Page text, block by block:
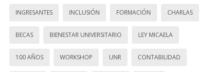
INGRESANTES INCLUSIÓN FORMACIÓN CHARLAS
BECAS BIENESTAR UNIVERSITARIO LEY MICAELA
100 AÑOS WORKSHOP UNR CONTABILIDAD